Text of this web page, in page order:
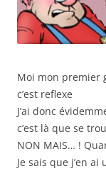
Moi mon premier
c’est reflexe
J’ai donc
c’est là que se
NON MAIS… !
Je sais que j’en